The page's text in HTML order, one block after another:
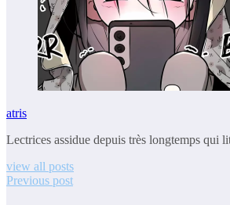
atris
Lectrices assidue depuis très longtemps qui
view all posts
Previous post